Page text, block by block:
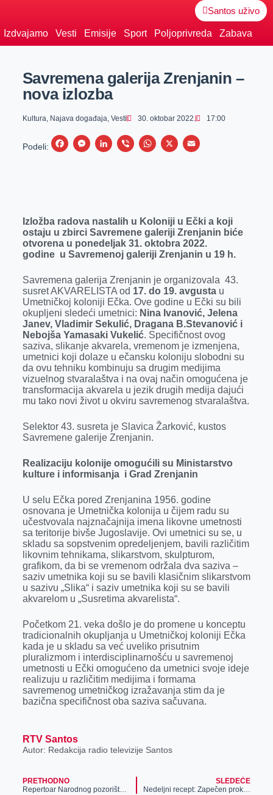
Santos uživo
Izdvajamo Vesti Emisije Sport Poljoprivreda Zabava
Savremena galerija Zrenjanin –
nova izlozba
Kultura, Najava događaja, Vesti 30. oktobar 2022. 17:00
Podeli:
F
o
o
M
n
g
r
L
d
I
V
W
A
p
X
E
Izložba radova nastalih u Koloniji u Ečki a koji
ostaju u zbirci Savremene galeriji Zrenjanin biće
otvorena u ponedeljak 31. oktobra 2022.
godine u Savremenoj galeriji Zrenjanin u 19 h.
Savremena galerija Zrenjanin je organizovala 43.
susret AKVARELISTA od 17. do 19. avgustau
Umetničkoj koloniji Ečka. Ove godine u Ečki su bili
okupljeni sledeći umetnici: Nina Ivanović, Jelena
Janev, Vladimir Sekulić, Dragana B.Stevanović i
Nebojša Yamasaki Vukelić. Specifičnost ovog
saziva, slikanje akvarela, vremenom je izmenjena,
umetnici koji dolaze u ečansku koloniju slobodni su
da ovu tehniku kombinuju sa drugim medijima
vizuelnog stvaralaštva i na ovaj način omogućena je
transformacija akvarela u jezik drugih medija dajući
mu tako novi život u okviru savremenog stvaralaštva.
Selektor 43. susreta je Slavica Žarković, kustos
Savremene galerije Zrenjanin.
Realizaciju kolonije omogućili su Ministarstvo
kulture i informisanja i Grad Zrenjanin
U selu Ečka pored Zrenjanina 1956. godine
osnovana je Umetnička kolonija u čijem radu su
učestvovala najznačajnija imena likovne umetnosti
sa teritorije bivše Jugoslavije. Ovi umetnici su se, u
skladu sa sopstvenim opredeljenjem, bavili različitim
likovnim tehnikama, slikarstvom, skulpturom,
grafikom, da bi se vremenom održala dva saziva –
saziv umetnika koji su se bavili klasičnim slikarstvom
u sazivu „Slika“ i saziv umetnika koji su se bavili
akvarelom u „Susretima akvarelista“.
Početkom 21. veka došlo je do promene u konceptu
tradicionalnih okuplјanja u Umetničkoj koloniji Ečka
kada je u skladu sa već uveliko prisutnim
pluralizmom i interdisciplinarnošću u savremenoj
umetnosti u Ečki omogućeno da umetnici svoje ideje
realizuju u različitim medijima i formama
savremenog umetničkog izražavanja stim da je
bazična specifičnost oba saziva sačuvana.
RTV Santos
Autor: Redakcija radio televizije Santos
PRETHODNO
Repertoar Narodnog pozorišta „Toša Jovanović“ za novembar 2022. godine
SLEDEĆE
Nedeljni recept: Zapečen prokelj u pavlaci